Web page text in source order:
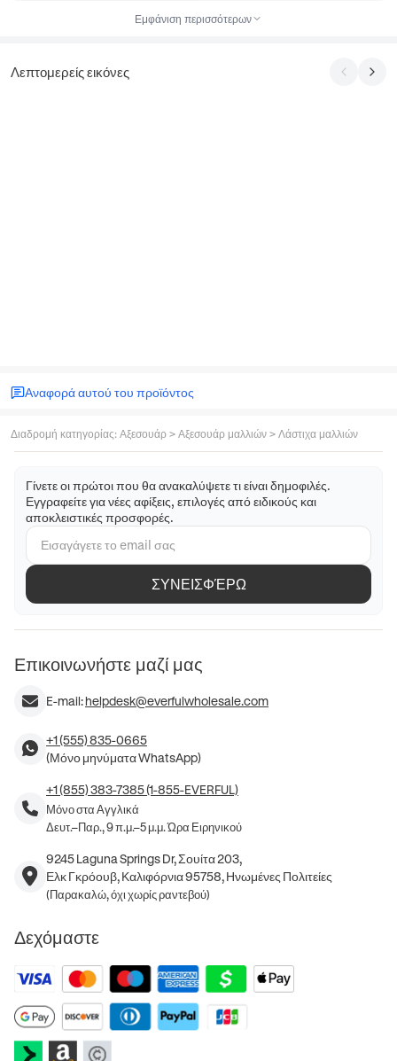
Εμφάνιση περισσότερων
Λεπτομερείς εικόνες
Αναφορά αυτού του προϊόντος
Διαδρομή κατηγορίας: Αξεσουάρ > Αξεσουάρ μαλλιών > Λάστιχα μαλλιών
Γίνετε οι πρώτοι που θα ανακαλύψετε τι είναι δημοφιλές.
Εγγραφείτε για νέες αφίξεις, επιλογές από ειδικούς και
αποκλειστικές προσφορές.
ΣΥΝΕΙΣΦΈΡΩ
Επικοινωνήστε μαζί μας
E-mail:helpdesk@everfulwholesale.com
+1 (555) 835-0665
(Μόνο μηνύματα WhatsApp)
+1 (855) 383-7385 (1-855-EVERFUL)
Μόνο στα Αγγλικά
Δευτ.–Παρ., 9 π.μ.–5 μ.μ. Ώρα Ειρηνικού
9245 Laguna Springs Dr, Σουίτα 203,
Ελκ Γκρόουβ, Καλιφόρνια 95758, Ηνωμένες Πολιτείες
(Παρακαλώ, όχι χωρίς ραντεβού)
Δεχόμαστε